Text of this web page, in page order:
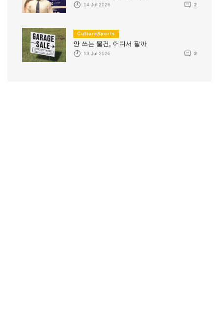
14 Jul 2026 2
CultureSports
안 쓰는 물건, 어디서 팔까
13 Jul 2026 2